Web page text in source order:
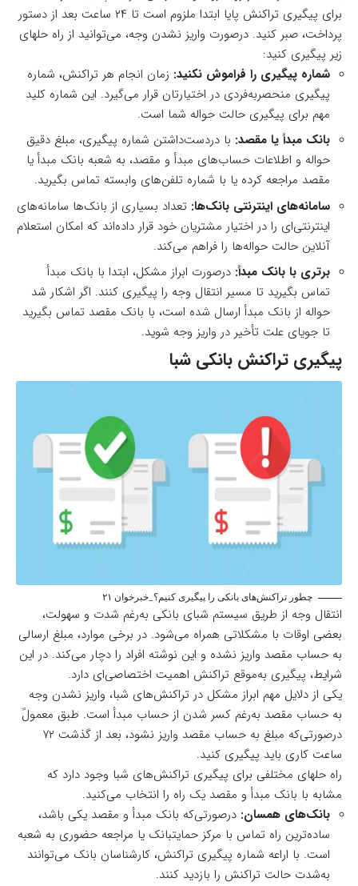
برای پیگیری تراکنش پایا ابتدا ملزوم است تا ۲۴ ساعت بعد از دستور
پرداخت، صبر کنید. درصورت واریز نشدن وجه، می‌توانید از راه حلهای
زیر پیگیری کنید:
شماره پیگیری را فراموش نکنید: زمان انجام هر تراکنش، شماره
پیگیری منحصربه‌فردی در اختیارتان قرار می‌گیرد. این شماره کلید
مهم برای پیگیری حالت حواله شما است.
بانک مبدأ یا مقصد: با دردست‌داشتن شماره پیگیری، مبلغ دقیق
حواله و اطلاعات حساب‌های مبدأ و مقصد، به شعبه بانک مبدأ یا
مقصد مراجعه کرده یا با شماره تلفن‌های وابسته تماس بگیرید.
سامانه‌های اینترنتی بانک‌ها: تعداد بسیاری از بانک‌ها سامانه‌های
اینترنتی‌ای را در اختیار مشتریان خود قرار داده‌اند که امکان استعلام
آنلاین حالت حواله‌ها را فراهم می‌کند.
برتری با بانک مبدأ: درصورت ابراز مشکل، ابتدا با بانک مبدأ
تماس بگیرید تا مسیر انتقال وجه را پیگیری کنند. اگر اشکار شد
حواله از بانک مبدأ ارسال شده است، با بانک مقصد تماس بگیرید
تا جویای علت تأخیر در واریز وجه شوید.
پیگیری تراکنش بانکی شبا
چطور تراکنش‌های بانکی را پیگیری کنیم؟_خبرخوان ۲۱
انتقال وجه از طریق سیستم شبای بانکی به‌رغم شدت و سهولت،
بعضی اوقات با مشکلاتی همراه می‌شود. در برخی موارد، مبلغ ارسالی
به حساب مقصد واریز نشده و این نوشته افراد را دچار می‌کند. در این
شرایط، پیگیری به‌موقع تراکنش اهمیت اختصاصی‌ای دارد.
یکی از دلایل مهم ابراز مشکل در تراکنش‌های شبا، واریز نشدن وجه
به حساب مقصد به‌رغم کسر شدن از حساب مبدأ است. طبق معمولً
درصورتی‌که مبلغ به حساب مقصد واریز نشود، بعد از گذشت ۷۲
ساعت کاری باید پیگیری کنید.
راه حلهای مختلفی برای پیگیری تراکنش‌های شبا وجود دارد که
مشابه با بانک مبدأ و مقصد یک راه را انتخاب می‌کنید.
بانک‌های همسان: درصورتی‌که بانک مبدأ و مقصد یکی باشد،
ساده‌ترین راه تماس با مرکز حمایتبانک یا مراجعه حضوری به شعبه
است. با اراعه شماره پیگیری تراکنش، کارشناسان بانک می‌توانند
به‌شدت حالت تراکنش را بازدید کنند.